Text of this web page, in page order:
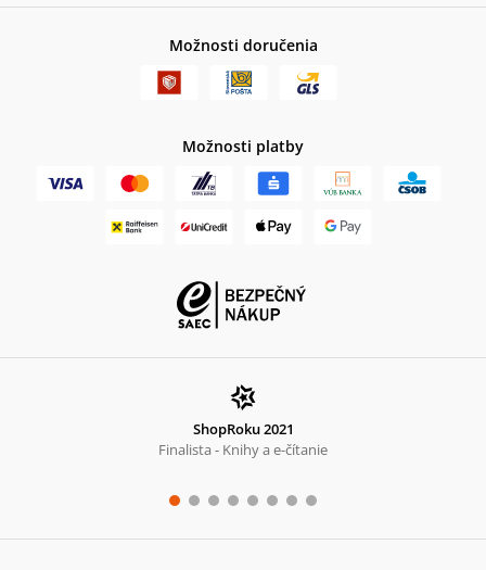
Možnosti doručenia
Možnosti platby
ShopRoku 2021
Finalista - Knihy a e-čítanie